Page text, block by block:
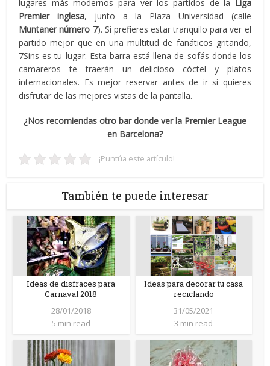
lugares más modernos para ver los partidos de la Liga
Premier inglesa, junto a la Plaza Universidad (calle
Muntaner número 7). Si prefieres estar tranquilo para ver el
partido mejor que en una multitud de fanáticos gritando,
7Sins es tu lugar. Esta barra está llena de sofás donde los
camareros te traerán un delicioso cóctel y platos
internacionales. Es mejor reservar antes de ir si quieres
disfrutar de las mejores vistas de la pantalla.
¿Nos recomiendas otro bar donde ver la Premier League
en Barcelona?
¡Puntúa este artículo!
También te puede interesar
Ideas de disfraces para
Carnaval 2018
28/01/2018
5 min read
Ideas para decorar tu casa
reciclando
31/05/2021
3 min read